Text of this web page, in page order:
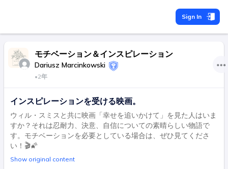
Sign In
モチベーション＆インスピレーション
Dariusz Marcinkowski
•2年
インスピレーションを受ける映画。
ウィル・スミスと共に映画「幸せを追いかけて」を見た人はいま
すか？それは忍耐力、決意、自信についての素晴らしい物語で
す。モチベーションを必要としている場合は、ぜひ見てくださ
い！🎬🌠
Show original content